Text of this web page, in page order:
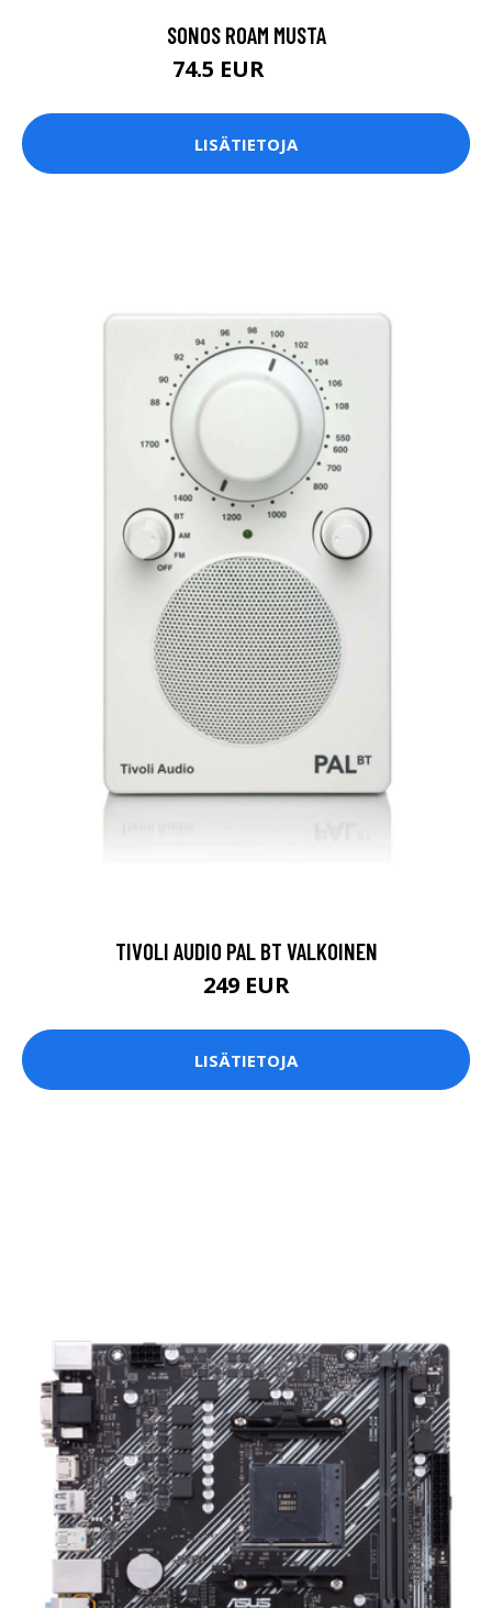
SONOS ROAM MUSTA
74.5 EUR
LISÄTIETOJA
TIVOLI AUDIO PAL BT VALKOINEN
249 EUR
LISÄTIETOJA